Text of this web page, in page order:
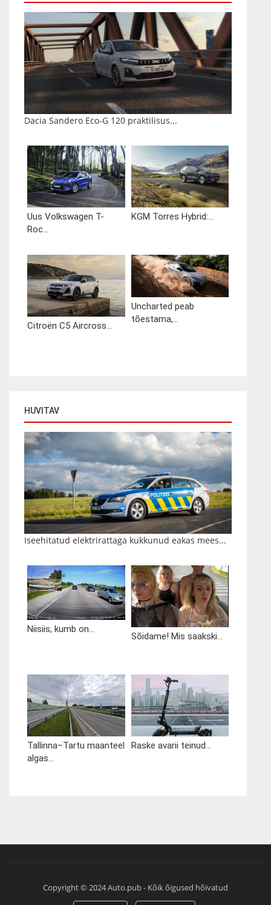
Dacia Sandero Eco-G 120 praktilisus...
Uus Volkswagen T-
Roc...
KGM Torres Hybrid:...
Citroën C5 Aircross...
Uncharted peab
tõestama,...
HUVITAV
Iseehitatud elektrirattaga kukkunud eakas mees...
Niisiis, kumb on...
Sõidame! Mis saakski...
Tallinna–Tartu maanteel
algas...
Raske avarii teinud...
Copyright © 2024 Auto.pub - Kõik õigused hõivatud